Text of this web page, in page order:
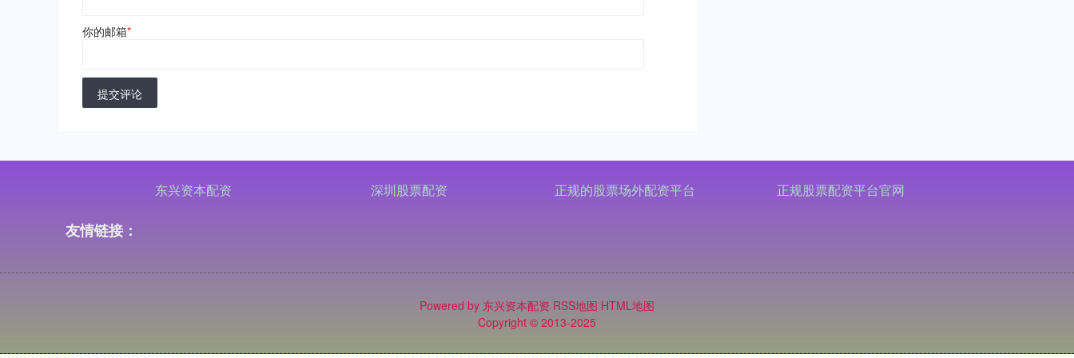
你的邮箱*
提交评论
东兴资本配资 深圳股票配资 正规的股票场外配资平台 正规股票配资平台官网
友情链接：
Powered by 东兴资本配资 RSS地图 HTML地图
Copyright © 2013-2025